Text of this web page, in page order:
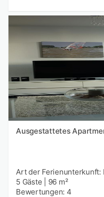
Ausgestattetes
Art der Ferienunterkunft:
5 Gäste
96 m²
Bewertungen: 4